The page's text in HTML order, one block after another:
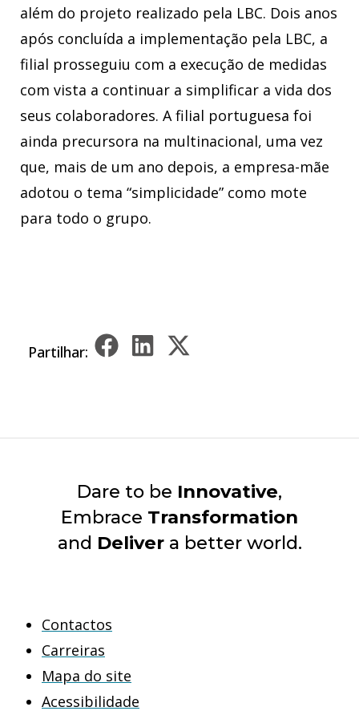
além do projeto realizado pela LBC. Dois anos
após concluída a implementação pela LBC, a
filial prosseguiu com a execução de medidas
com vista a continuar a simplificar a vida dos
seus colaboradores. A filial portuguesa foi
ainda precursora na multinacional, uma vez
que, mais de um ano depois, a empresa-mãe
adotou o tema “simplicidade” como mote
para todo o grupo.
Partilhar:
Dare to be Innovative,
Embrace Transformation
and Delivera better world.
Contactos
Carreiras
Mapa do site
Acessibilidade